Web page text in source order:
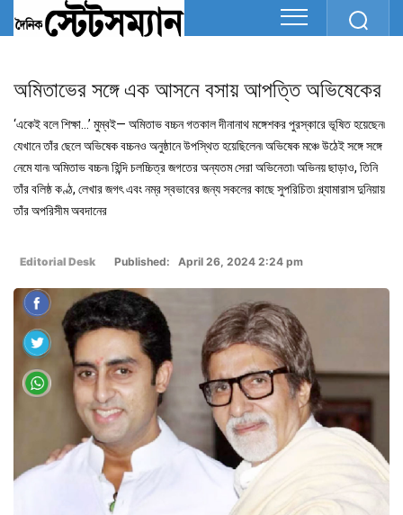
অমিতাভের সঙ্গে এক আসনে বসায় আপত্তি অভিষেকের
‘একেই বলে শিক্ষা…’ মুম্বই— অমিতাভ বচ্চন গতকাল দীনানাথ মঙ্গেশকর পুরস্কারে ভূষিত হয়েছেন৷
যেখানে তাঁর ছেলে অভিষেক বচ্চনও অনুষ্ঠানে উপস্থিত হয়েছিলেন৷ অভিষেক মঞ্চে উঠেই সঙ্গে সঙ্গে
নেমে যান৷ অমিতাভ বচ্চন৷ হিন্দি চলচ্চিত্র জগতের অন্যতম সেরা অভিনেতা৷ অভিনয় ছাড়াও, তিনি
তাঁর বলিষ্ঠ কণ্ঠ, লেখার জগৎ এবং নম্র স্বভাবের জন্য সকলের কাছে সুপরিচিত৷ গ্ল্যামারাস দুনিয়ায়
তাঁর অপরিসীম অবদানের
Editorial Desk Published: April 26, 2024 2:24 pm